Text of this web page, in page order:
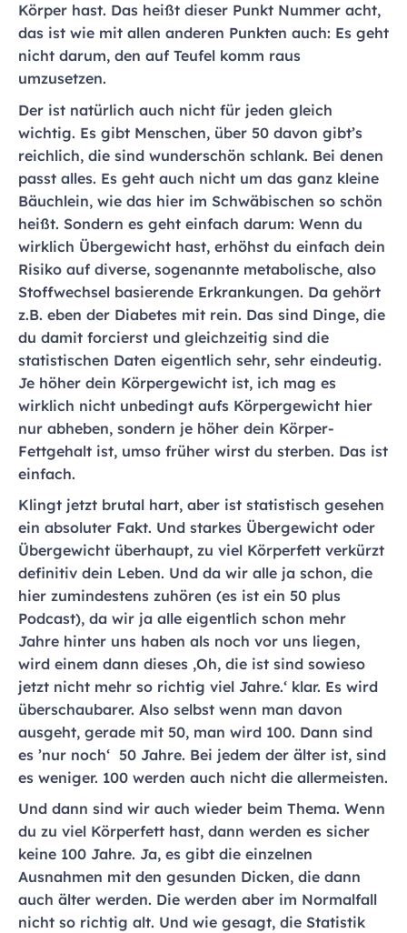
Körper hast. Das heißt dieser Punkt Nummer acht,
das ist wie mit allen anderen Punkten auch: Es geht
nicht darum, den auf Teufel komm raus
umzusetzen.
Der ist natürlich auch nicht für jeden gleich
wichtig. Es gibt Menschen, über 50 davon gibt’s
reichlich, die sind wunderschön schlank. Bei denen
passt alles. Es geht auch nicht um das ganz kleine
Bäuchlein, wie das hier im Schwäbischen so schön
heißt. Sondern es geht einfach darum: Wenn du
wirklich Übergewicht hast, erhöhst du einfach dein
Risiko auf diverse, sogenannte metabolische, also
Stoffwechsel basierende Erkrankungen. Da gehört
z.B. eben der Diabetes mit rein. Das sind Dinge, die
du damit forcierst und gleichzeitig sind die
statistischen Daten eigentlich sehr, sehr eindeutig.
Je höher dein Körpergewicht ist, ich mag es
wirklich nicht unbedingt aufs Körpergewicht hier
nur abheben, sondern je höher dein Körper-
Fettgehalt ist, umso früher wirst du sterben. Das ist
einfach.
Klingt jetzt brutal hart, aber ist statistisch gesehen
ein absoluter Fakt. Und starkes Übergewicht oder
Übergewicht überhaupt, zu viel Körperfett verkürzt
definitiv dein Leben. Und da wir alle ja schon, die
hier zumindestens zuhören (es ist ein 50 plus
Podcast), da wir ja alle eigentlich schon mehr
Jahre hinter uns haben als noch vor uns liegen,
wird einem dann dieses ‚Oh, die ist sind sowieso
jetzt nicht mehr so richtig viel Jahre.‘ klar. Es wird
überschaubarer. Also selbst wenn man davon
ausgeht, gerade mit 50, man wird 100. Dann sind
es ’nur noch‘ 50 Jahre. Bei jedem der älter ist, sind
es weniger. 100 werden auch nicht die allermeisten.
Und dann sind wir auch wieder beim Thema. Wenn
du zu viel Körperfett hast, dann werden es sicher
keine 100 Jahre. Ja, es gibt die einzelnen
Ausnahmen mit den gesunden Dicken, die dann
auch älter werden. Die werden aber im Normalfall
nicht so richtig alt. Und wie gesagt, die Statistik